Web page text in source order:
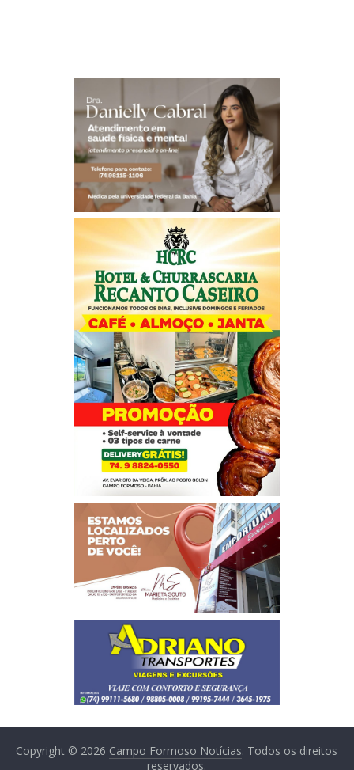
Copyright © 2026 Campo Formoso Notícias. Todos os direitos
reservados.